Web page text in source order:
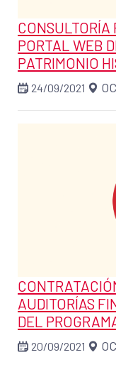
PORTAL WEB
PATRIMONIO
24/09/2021
AUDITORÍAS
DEL
20/09/2021